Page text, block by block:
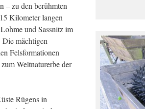
– zu den berühmten
Kilometer langen
und Sassnitz im
mächtigen
Felsformationen
Weltnaturerbe der
Rügens in